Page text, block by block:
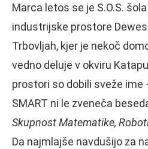
Marca letos se je S.O.S.
industrijske prostore
Trbovljah, kjer je nekoč
vedno deluje v okviru
prostori so dobili sveže ime
SMART ni le zveneča
Skupnost Matematike,
Da najmlajše navdušijo za